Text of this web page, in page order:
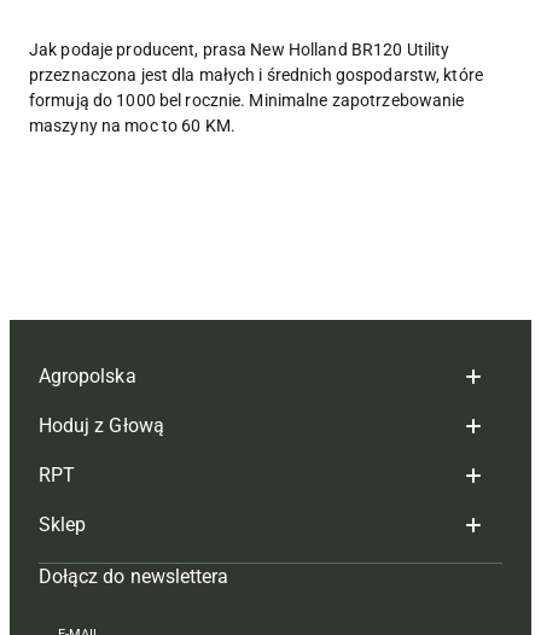
Jak podaje producent, prasa New Holland BR120 Utility
przeznaczona jest dla małych i średnich gospodarstw, które
formują do 1000 bel rocznie. Minimalne zapotrzebowanie
maszyny na moc to 60 KM.
Agropolska
Redakcja
Reklama
Tagi
Mapa serwisu
Kontakt
Hoduj z Głową
Hoduj z głową bydło
Hoduj z głową świnie
Prenumerata
Redakcja
RPT
Redakcja
Prenumerata
Reklama
Sklep
Czasopisma i prenumerata
Dołącz do newslettera